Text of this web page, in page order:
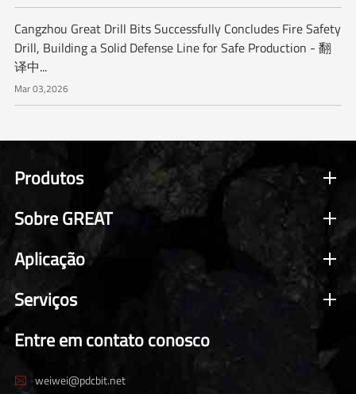
Cangzhou Great Drill Bits Successfully Concludes Fire Safety
Drill, Building a Solid Defense Line for Safe Production - 翻
译中...
Mar 03,2026
Produtos
Sobre GREAT
Aplicação
Serviços
Entre em contato conosco
 weiwei@pdcbit.net